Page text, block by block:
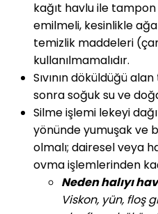
kağıt havlu ile tampon
emilmeli, kesinlikle
temizlik maddeleri
kullanılmamalıdır.
Sıvının döküldüğü
sonra soğuk su ve
Silme işlemi lekeyi
yönünde yumuşak ve
olmalı; dairesel veya
ovma işlemlerinden
Neden halıyı
Viskon, yün, floş